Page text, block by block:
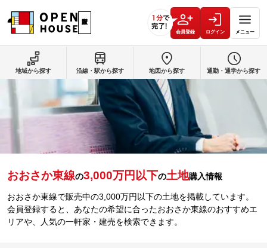
会員登録 ログイン メニュー
おおさか東線の3,000万円以下の土地購入情報
おおさか東線で販売中の3,000万円以下の土地を掲載しています。
会員登録すると、あなたの希望に合ったおおさか東線のおすすめエ
リアや、人気の一軒家・建売を検索できます。
地域から探す 沿線・駅から探す 地図から探す 通勤・通学から探す